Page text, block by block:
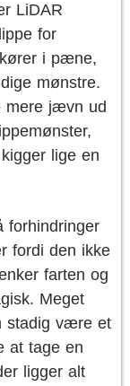
LiDAR
for
i pæne,
mønstre.
mere jævn ud
lige en
forhindringer
fordi den ikke
farten og
Meget
stadig være et
at tage en
ligger alt